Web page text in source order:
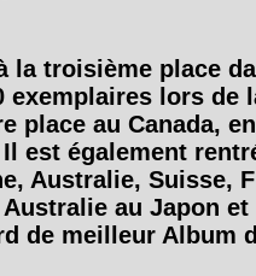
la troisième place
exemplaires lors de
place au Canada,
est également
Australie, Suisse,
au Japon et
de meilleur Album